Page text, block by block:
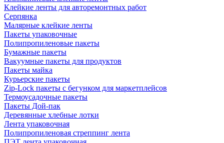
Клейкие ленты для авторемонтных работ
Серпянка
Малярные клейкие ленты
Пакеты упаковочные
Полипропиленовые пакеты
Бумажные пакеты
Вакуумные пакеты для продуктов
Пакеты майка
Курьерские пакеты
Zip-Lock пакеты с бегунком для маркетплейсов
Термоусадочные пакеты
Пакеты Дой-пак
Деревянные хлебные лотки
Лента упаковочная
Полипропиленовая стреппинг лента